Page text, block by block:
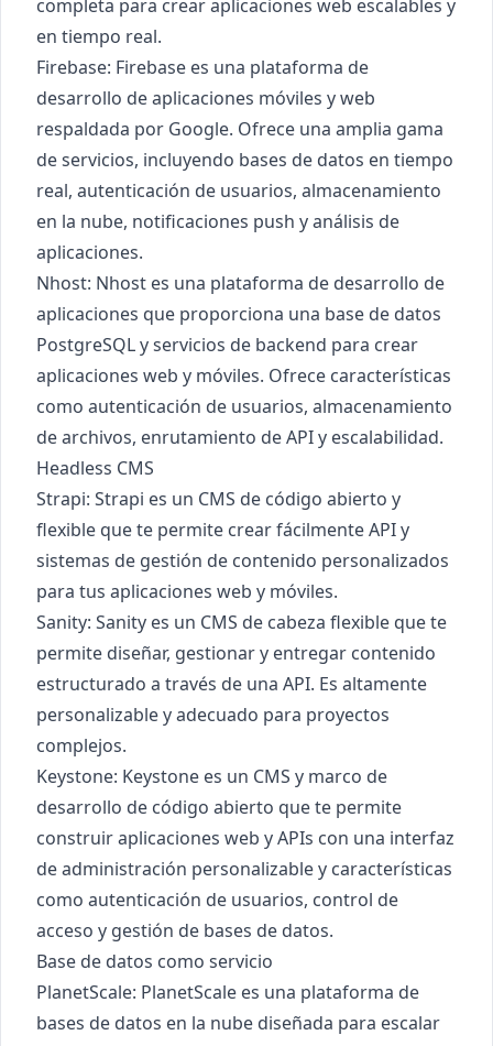
completa para crear aplicaciones web escalables y
en tiempo real.
Firebase: Firebase es una plataforma de
desarrollo de aplicaciones móviles y web
respaldada por Google. Ofrece una amplia gama
de servicios, incluyendo bases de datos en tiempo
real, autenticación de usuarios, almacenamiento
en la nube, notificaciones push y análisis de
aplicaciones.
Nhost: Nhost es una plataforma de desarrollo de
aplicaciones que proporciona una base de datos
PostgreSQL y servicios de backend para crear
aplicaciones web y móviles. Ofrece características
como autenticación de usuarios, almacenamiento
de archivos, enrutamiento de API y escalabilidad.
Headless CMS
Strapi: Strapi es un CMS de código abierto y
flexible que te permite crear fácilmente API y
sistemas de gestión de contenido personalizados
para tus aplicaciones web y móviles.
Sanity: Sanity es un CMS de cabeza flexible que te
permite diseñar, gestionar y entregar contenido
estructurado a través de una API. Es altamente
personalizable y adecuado para proyectos
complejos.
Keystone: Keystone es un CMS y marco de
desarrollo de código abierto que te permite
construir aplicaciones web y APIs con una interfaz
de administración personalizable y características
como autenticación de usuarios, control de
acceso y gestión de bases de datos.
Base de datos como servicio
PlanetScale: PlanetScale es una plataforma de
bases de datos en la nube diseñada para escalar